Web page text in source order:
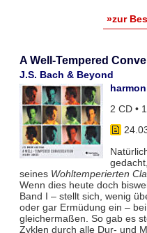
»zur
A Well-Tempered
J.S. Bach & Beyond
2 CD •
seines Wohltemperierten
Wenn dies heute doch
Band I – stellt sich, wenig
oder gar Ermüdung ein –
gleichermaßen. So gab es
Zyklen durch alle Dur- und